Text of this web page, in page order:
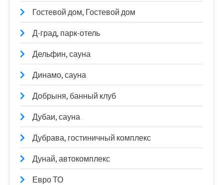
Гостевой дом, Гостевой дом
Д-град, парк-отель
Дельфин, сауна
Динамо, сауна
Добрыня, банный клуб
Дубаи, сауна
Дубрава, гостиничный комплекс
Дунай, автокомплекс
Евро ТО